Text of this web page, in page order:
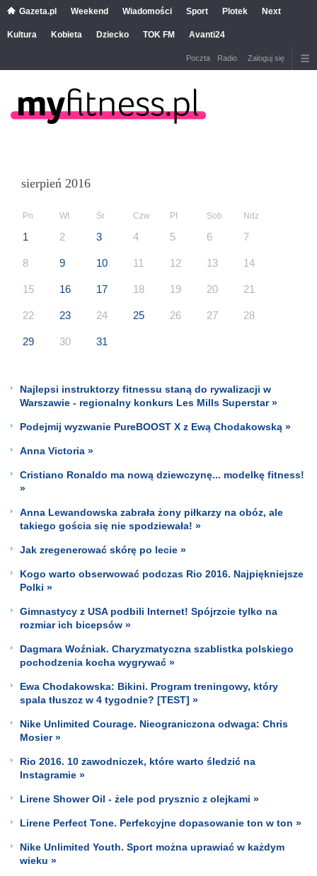
Gazeta.pl Weekend Wiadomości Sport Plotek Next
Kultura Kobieta Dziecko TOK FM Avanti24
Poczta Radio Zaloguj się
sierpień 2016
Pn Wt Śr Czw Pt Sob Ndz
1 2 3 4 5 6 7
8 9 10 11 12 13 14
15 16 17 18 19 20 21
22 23 24 25 26 27 28
29 30 31
Najlepsi instruktorzy fitnessu staną do rywalizacji w
Warszawie - regionalny konkurs Les Mills Superstar »
Podejmij wyzwanie PureBOOST X z Ewą Chodakowską »
Anna Victoria »
Cristiano Ronaldo ma nową dziewczynę... modelkę fitness!
»
Anna Lewandowska zabrała żony piłkarzy na obóz, ale
takiego gościa się nie spodziewała! »
Jak zregenerować skórę po lecie »
Kogo warto obserwować podczas Rio 2016. Najpiękniejsze
Polki »
Gimnastycy z USA podbili Internet! Spójrzcie tylko na
rozmiar ich bicepsów »
Dagmara Woźniak. Charyzmatyczna szablistka polskiego
pochodzenia kocha wygrywać »
Ewa Chodakowska: Bikini. Program treningowy, który
spala tłuszcz w 4 tygodnie? [TEST] »
Nike Unlimited Courage. Nieograniczona odwaga: Chris
Mosier »
Rio 2016. 10 zawodniczek, które warto śledzić na
Instagramie »
Lirene Shower Oil - żele pod prysznic z olejkami »
Lirene Perfect Tone. Perfekcyjne dopasowanie ton w ton »
Nike Unlimited Youth. Sport można uprawiać w każdym
wieku »